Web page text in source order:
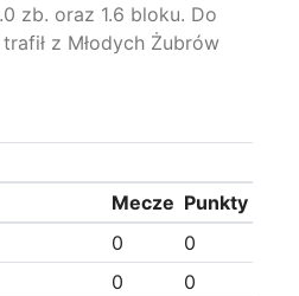
zb. oraz 1.6 bloku. Do
z Młodych Żubrów
Mecze Punkty
0
0
0
0